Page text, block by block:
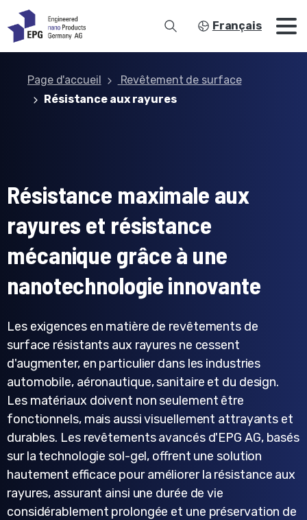
Français
Page d'accueil
Revêtement de surface
Résistance aux rayures
Résistance maximale aux
rayures et résistance
mécanique grâce à une
nanotechnologie innovante
Les exigences en matière de revêtements de
surface résistants aux rayures ne cessent
d'augmenter, en particulier dans les industries
automobile, aéronautique, sanitaire et du design.
Les matériaux doivent non seulement être
fonctionnels, mais aussi visuellement attrayants et
durables. Les revêtements avancés d'EPG AG, basés
sur la technologie sol-gel, offrent une solution
hautement efficace pour améliorer la résistance aux
rayures, assurant ainsi une durée de vie
considérablement prolongée et une préservation de